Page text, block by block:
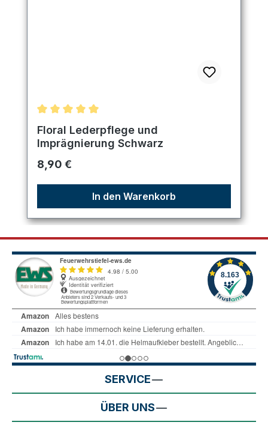
Durchschnittliche Bewertung von 5 von 5 Sternen
Floral Lederpflege und
Imprägnierung Schwarz
Regulärer Preis:
8,90 €
In den Warenkorb
SERVICE
ÜBER UNS